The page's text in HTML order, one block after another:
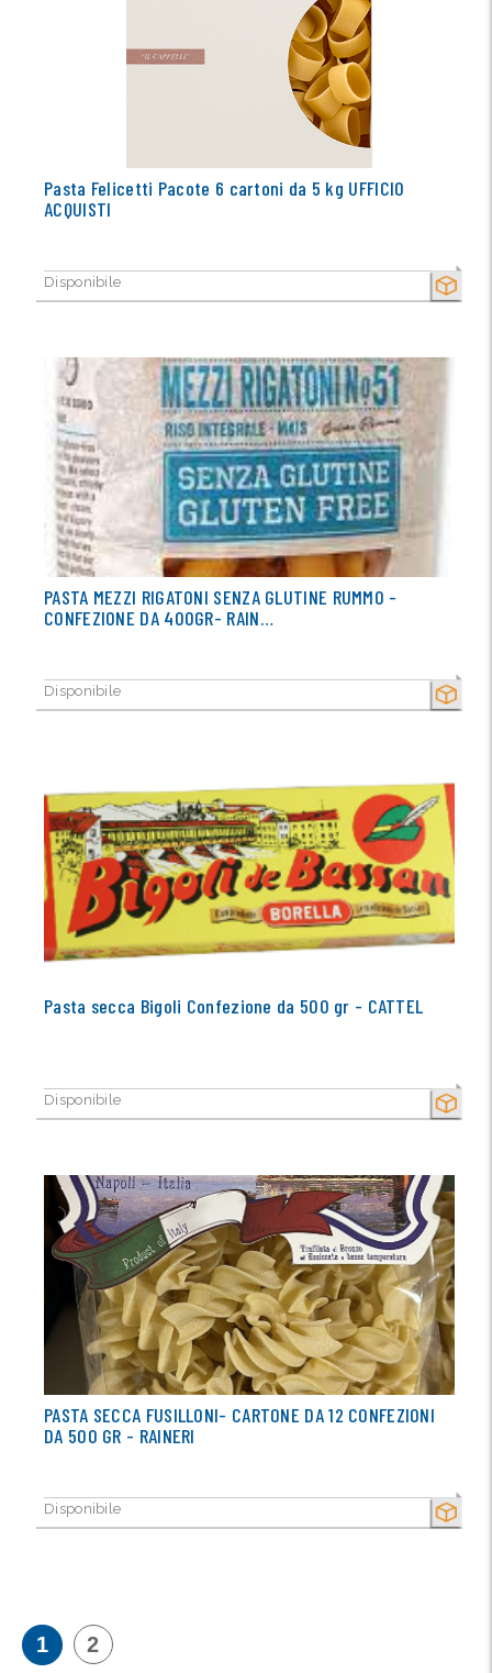
SECCO
Pasta Felicetti Pacote 6 cartoni da 5 kg UFFICIO
ACQUISTI
Disponibile
SECCO
PASTA MEZZI RIGATONI SENZA GLUTINE RUMMO -
CONFEZIONE DA 400GR- RAIN…
Disponibile
SECCO
Pasta secca Bigoli Confezione da 500 gr - CATTEL
Disponibile
SECCO
PASTA SECCA FUSILLONI- CARTONE DA 12 CONFEZIONI
DA 500 GR - RAINERI
Disponibile
1 2